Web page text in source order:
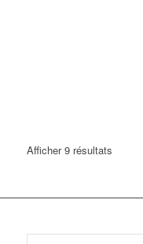
Afficher 9 résultats